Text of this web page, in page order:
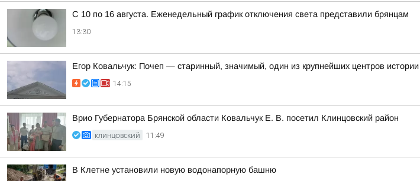
С 10 по 16 августа. Еженедельный график отключения света представили брянцам
13:30
Егор Ковальчук: Почеп — старинный, значимый, один из крупнейших центров
14:15
Врио Губернатора Брянской области Ковальчук Е. В. посетил Клинцовский район
КЛИНЦОВСКИЙ 11:49
В Клетне установили новую водонапорную башню